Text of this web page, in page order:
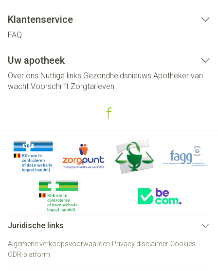
Klantenservice
FAQ
Uw apotheek
Over ons Nuttige links Gezondheidsnieuws Apotheker van
wacht Voorschrift Zorgtarieven
Juridische links
Algemene verkoopsvoorwaarden Privacy disclaimer Cookies
ODR-platform